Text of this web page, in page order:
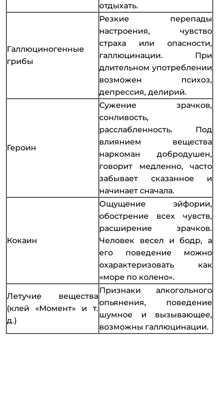
отдыхать.
Галлюциногенные
грибы
Резкие перепады
настроения, чувство
страха или опасности,
галлюцинации. При
длительном употреблении
возможен психоз,
депрессия, делирий.
Героин
Сужение зрачков,
сонливость,
расслабленность. Под
влиянием вещества
наркоман добродушен,
говорит медленно, часто
забывает сказанное и
начинает сначала.
Кокаин
Ощущение эйфории,
обострение всех чувств,
расширение зрачков.
Человек весел и бодр, а
его поведение можно
охарактеризовать как
«море по колено».
Летучие вещества
(клей «Момент» и т.
д.)
Признаки алкогольного
опьянения, поведение
шумное и вызывающее,
возможны галлюцинации.